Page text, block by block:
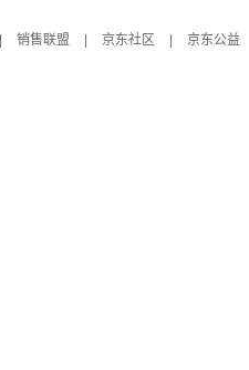
销售联盟 京东社区
京东公益